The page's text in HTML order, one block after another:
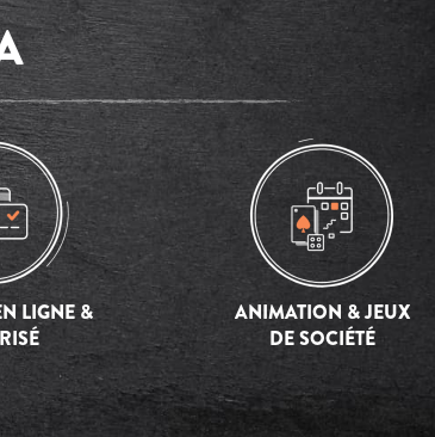
LIGNE &
ANIMATION & JEUX
DE SOCIÉTÉ